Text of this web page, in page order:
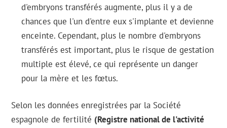
d'embryons transférés augmente, plus il y a de
chances que l'un d'entre eux s'implante et devienne
enceinte. Cependant, plus le nombre d'embryons
transférés est important, plus le risque de gestation
multiple est élevé, ce qui représente un danger
pour la mère et les fœtus.
Selon les données enregistrées par la Société
espagnole de fertilité (Registre national de l'activité